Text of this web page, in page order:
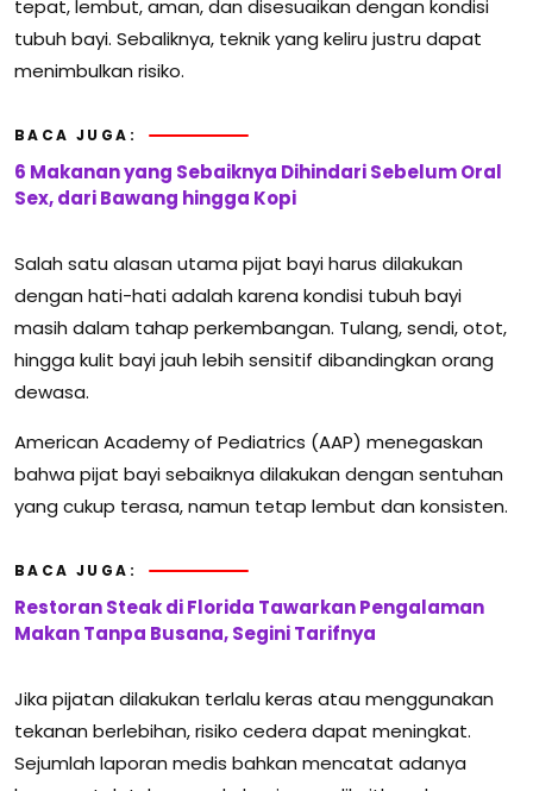
tepat, lembut, aman, dan disesuaikan dengan kondisi
tubuh bayi. Sebaliknya, teknik yang keliru justru dapat
menimbulkan risiko.
BACA JUGA:
6 Makanan yang Sebaiknya Dihindari Sebelum Oral
Sex, dari Bawang hingga Kopi
Salah satu alasan utama pijat bayi harus dilakukan
dengan hati-hati adalah karena kondisi tubuh bayi
masih dalam tahap perkembangan. Tulang, sendi, otot,
hingga kulit bayi jauh lebih sensitif dibandingkan orang
dewasa.
American Academy of Pediatrics (AAP) menegaskan
bahwa pijat bayi sebaiknya dilakukan dengan sentuhan
yang cukup terasa, namun tetap lembut dan konsisten.
BACA JUGA:
Restoran Steak di Florida Tawarkan Pengalaman
Makan Tanpa Busana, Segini Tarifnya
Jika pijatan dilakukan terlalu keras atau menggunakan
tekanan berlebihan, risiko cedera dapat meningkat.
Sejumlah laporan medis bahkan mencatat adanya